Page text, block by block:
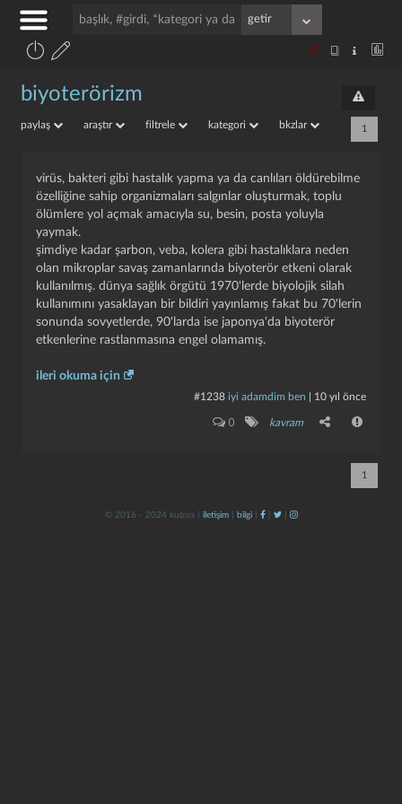
biyoterörizm
paylaş araştır filtrele kategori bkzlar 1
virüs, bakteri gibi hastalık yapma ya da canlıları öldürebilme
özelliğine sahip organizmaları salgınlar oluşturmak, toplu
ölümlere yol açmak amacıyla su, besin, posta yoluyla
yaymak.
şimdiye kadar şarbon, veba, kolera gibi hastalıklara neden
olan mikroplar savaş zamanlarında biyoterör etkeni olarak
kullanılmış. dünya sağlık örgütü 1970'lerde biyolojik silah
kullanımını yasaklayan bir bildiri yayınlamış fakat bu 70'lerin
sonunda sovyetlerde, 90'larda ise japonya'da biyoterör
etkenlerine rastlanmasına engel olamamış.
i̇leri okuma için
#1238 i̇yi adamdim ben 10 yıl önce
0 kavram
1
© 2016 - 2024 kulzos | iletişim| bilgi| | |